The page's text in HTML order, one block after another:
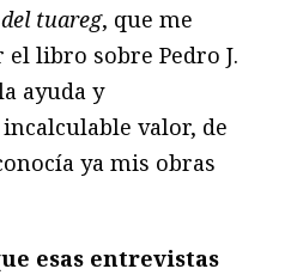
tuareg, que me
el libro sobre Pedro J.
ayuda y
valor, de
ya mis obras
esas entrevistas